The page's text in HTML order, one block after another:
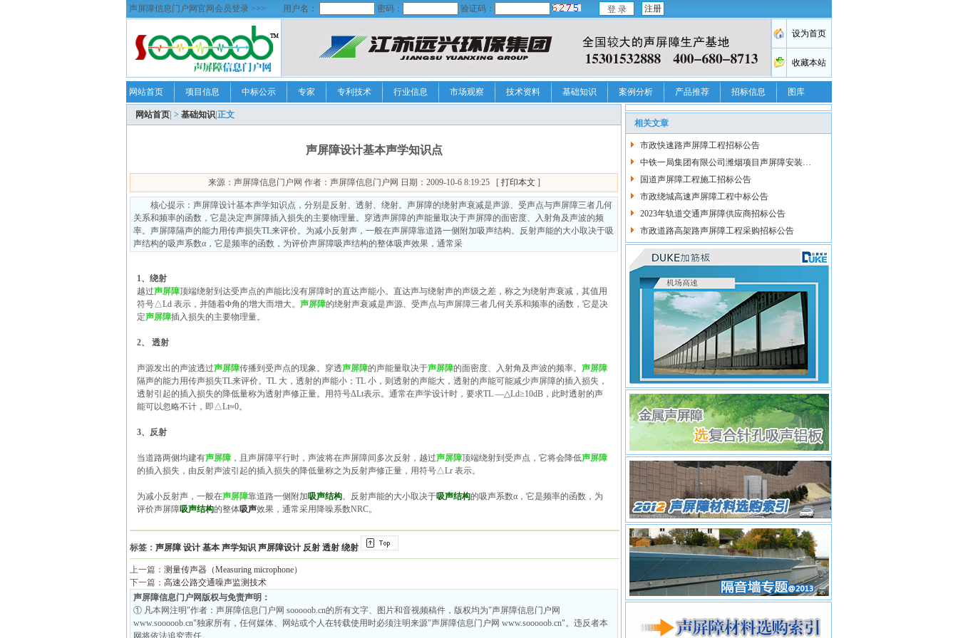
声屏障信息门户网官网会员登录 >>> 用户名： 密码： 验证码： 注册
网站首页 项目信息 中标公示 专家 专利技术 行业信息 市场观察 技术资料 基础知识 案例分析 产品推荐 招标信息 图库
网站首页 | > 基础知识 |正文
声屏障设计基本声学知识点
来源：声屏障信息门户网 作者：声屏障信息门户网 日期：2009-10-6 8:19:25 [ 打印本文 ]
核心提示：声屏障设计基本声学知识点，分别是反射、透射、绕射。声屏障的绕射声衰减是声源、受声点与声屏障三者几何
关系和频率的函数，它是决定声屏障插入损失的主要物理量。穿透声屏障的声能量取决于声屏障的面密度、入射角及声波的频
率。声屏障隔声的能力用传声损失TL来评价。为减小反射声，一般在声屏障靠道路一侧附加吸声结构。反射声能的大小取决于吸
声结构的吸声系数α，它是频率的函数，为评价声屏障吸声结构的整体吸声效果，通常采
1、绕射
越过声屏障顶端绕射到达受声点的声能比没有屏障时的直达声能小。直达声与绕射声的声级之差，称之为绕射声衰减，其值用
符号△Ld 表示，并随着Φ角的增大而增大。 声屏障的绕射声衰减是声源、受声点与声屏障三者几何关系和频率的函数，它是决
定声屏障插入损失的主要物理量。
2、 透射
声源发出的声波透过声屏障传播到受声点的现象。穿透声屏障的声能量取决于声屏障的面密度、入射角及声波的频率。 声屏障
隔声的能力用传声损失TL来评价。TL 大，透射的声能小；TL 小，则透射的声能大，透射的声能可能减少声屏障的插入损失，
透射引起的插入损失的降低量称为透射声修正量。用符号ΔLt表示。通常在声学设计时，要求TL —△Ld≥10dB，此时透射的声
能可以忽略不计，即△Lt≈0。
3、反射
当道路两侧均建有声屏障 ，且声屏障平行时，声波将在声屏障间多次反射，越过声屏障顶端绕射到受声点，它将会降低声屏障
的插入损失，由反射声波引起的插入损失的降低量称之为反射声修正量，用符号△Lr 表示。
为减小反射声，一般在声屏障靠道路一侧附加吸声结构。反射声能的大小取决于吸声结构的吸声系数α，它是频率的函数，为
评价声屏障吸声结构的整体吸声效果，通常采用降噪系数NRC。
标签： 声屏障 设计 基本 声学知识 声屏障设计 反射 透射 绕射
上一篇： 测量传声器（Measuring microphone）
下一篇： 高速公路交通噪声监测技术
声屏障信息门户网版权与免责声明：
① 凡本网注明"作者：声屏障信息门户网 sooooob.cn的所有文字、图片和音视频稿件，版权均为"声屏障信息门户网
www.sooooob.cn"独家所有，任何媒体、网站或个人在转载使用时必须注明来源"声屏障信息门户网 www.sooooob.cn"。违反者本
网将依法追究责任。
相关文章
市政快速路声屏障工程招标公告
中铁一局集团有限公司潍烟项目声屏障安装…
国道声屏障工程施工招标公告
市政绕城高速声屏障工程中标公告
2023年轨道交通声屏障供应商招标公告
市政道路高架路声屏障工程采购招标公告